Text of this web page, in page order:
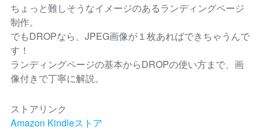
ちょっと難しそうなイメージのあるランディングページ
制作。
でもDROPなら、JPEG画像が１枚あればできちゃうんで
す！
ランディングページの基本からDROPの使い方まで、画
像付きで丁寧に解説。
ストアリンク
Amazon Kindleストア